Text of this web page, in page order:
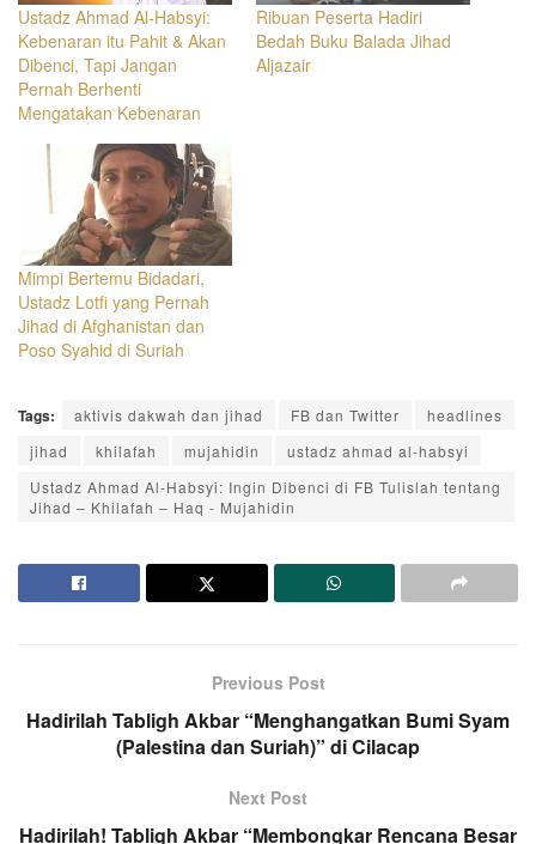
Ustadz Ahmad Al-Habsyi:
Kebenaran itu Pahit & Akan
Dibenci, Tapi Jangan
Pernah Berhenti
Mengatakan Kebenaran
Ribuan Peserta Hadiri
Bedah Buku Balada Jihad
Aljazair
Mimpi Bertemu Bidadari,
Ustadz Lotfi yang Pernah
Jihad di Afghanistan dan
Poso Syahid di Suriah
Tags: aktivis dakwah dan jihad FB dan Twitter
headlines
jihad
khilafah mujahidin
ustadz ahmad al-habsyi
Ustadz Ahmad Al-Habsyi: Ingin Dibenci di FB Tulislah tentang
Jihad – Khilafah – Haq - Mujahidin
Previous Post
Hadirilah Tabligh Akbar “Menghangatkan Bumi Syam
(Palestina dan Suriah)” di Cilacap
Next Post
Hadirilah! Tabligh Akbar “Membongkar Rencana Besar